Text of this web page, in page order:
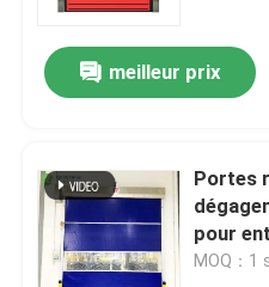
meilleur prix
Portes
pour
ateliers
MOQ：1